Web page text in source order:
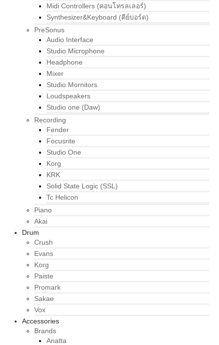
Midi Controllers (คอนโทรลเลอร์)
Synthesizer&Keyboard (คีย์บอร์ด)
PreSonus
Audio Interface
Studio Microphone
Headphone
Mixer
Studio Mornitors
Loudspeakers
Studio one (Daw)
Recording
Fender
Focusrite
Studio One
Korg
KRK
Solid State Logic (SSL)
Tc Helicon
Piano
Akai
Drum
Crush
Evans
Korg
Paiste
Promark
Sakae
Vox
Accessories
Brands
Anatta